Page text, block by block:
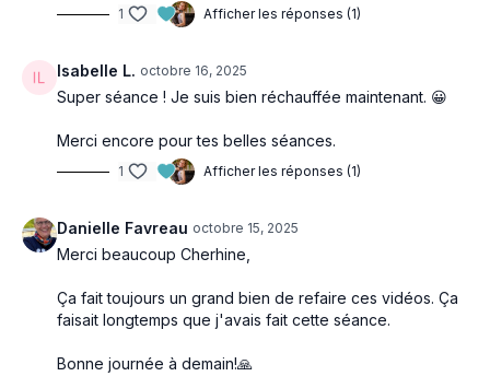
1 Afficher les réponses (1)
Isabelle L. octobre 16, 2025
Super séance ! Je suis bien réchauffée maintenant. 😀
Merci encore pour tes belles séances.
1 Afficher les réponses (1)
Danielle Favreau octobre 15, 2025
Merci beaucoup Cherhine,
Ça fait toujours un grand bien de refaire ces vidéos. Ça
faisait longtemps que j'avais fait cette séance.
Bonne journée à demain!🙏